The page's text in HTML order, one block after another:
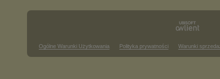
Ogólne Warunki Użytkowania Polityka prywatności Warunki